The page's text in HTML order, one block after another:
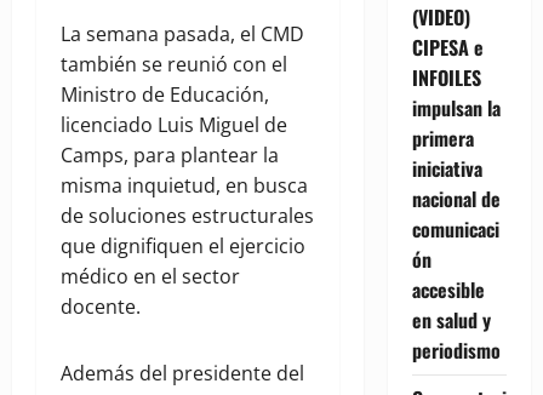
La semana pasada, el CMD
también se reunió con el
Ministro de Educación,
licenciado Luis Miguel de
Camps, para plantear la
misma inquietud, en busca
de soluciones estructurales
que dignifiquen el ejercicio
médico en el sector
docente.
Además del presidente del
(VIDEO)
CIPESA e
INFOILES
impulsan la
primera
iniciativa
nacional de
comunicaci
ón
accesible
en salud y
periodismo